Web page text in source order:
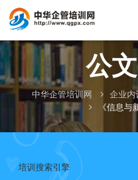
公
中华企管培训网 企业内
《信息与
培训搜索引擎